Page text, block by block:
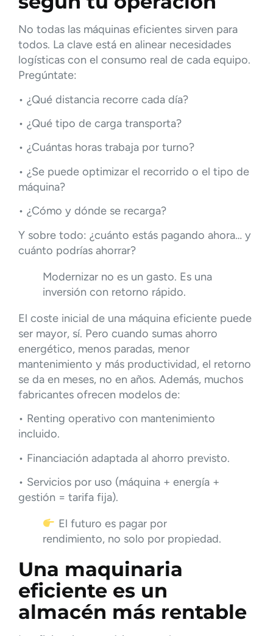
No todas las máquinas eficientes sirven para
todos. La clave está en alinear necesidades
logísticas con el consumo real de cada equipo.
Pregúntate:
• ¿Qué distancia recorre cada día?
• ¿Qué tipo de carga transporta?
• ¿Cuántas horas trabaja por turno?
• ¿Se puede optimizar el recorrido o el tipo de
máquina?
• ¿Cómo y dónde se recarga?
Y sobre todo: ¿cuánto estás pagando ahora… y
cuánto podrías ahorrar?
Modernizar no es un gasto. Es una
inversión con retorno rápido.
El coste inicial de una máquina eficiente puede
ser mayor, sí. Pero cuando sumas ahorro
energético, menos paradas, menor
mantenimiento y más productividad, el retorno
se da en meses, no en años. Además, muchos
fabricantes ofrecen modelos de:
• Renting operativo con mantenimiento
incluido.
• Financiación adaptada al ahorro previsto.
• Servicios por uso (máquina + energía +
gestión = tarifa fija).
El futuro es pagar por
rendimiento, no solo por propiedad.
Una maquinaria
eficiente es un
almacén más rentable